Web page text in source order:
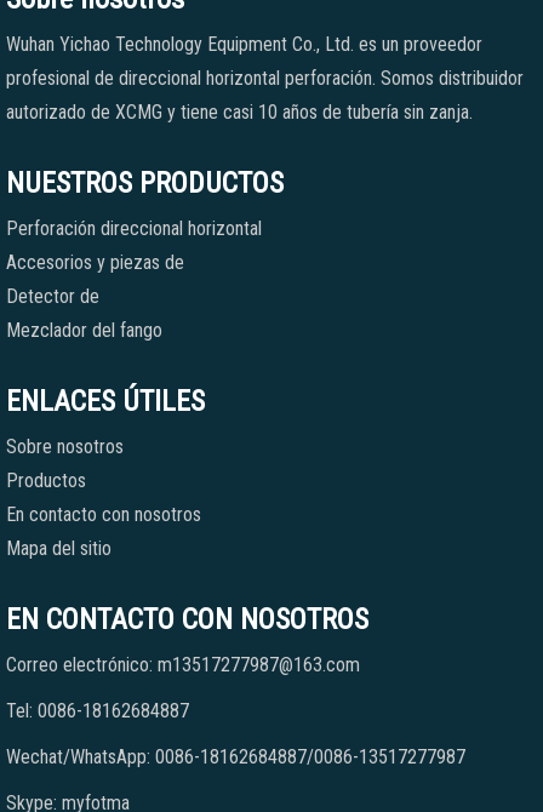
Wuhan Yichao Technology Equipment Co., Ltd. es un proveedor
profesional de direccional horizontal perforación. Somos distribuidor
autorizado de XCMG y tiene casi 10 años de tubería sin zanja.
NUESTROS PRODUCTOS
Perforación direccional horizontal
Accesorios y piezas de
Detector de
Mezclador del fango
ENLACES ÚTILES
Sobre nosotros
Productos
En contacto con nosotros
Mapa del sitio
EN CONTACTO CON NOSOTROS
Correo electrónico: m13517277987@163.com
Tel: 0086-18162684887
Wechat/WhatsApp: 0086-18162684887/0086-13517277987
Skype: myfotma